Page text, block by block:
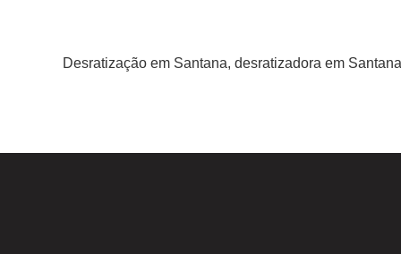
Desratização em Santana, desratizadora em